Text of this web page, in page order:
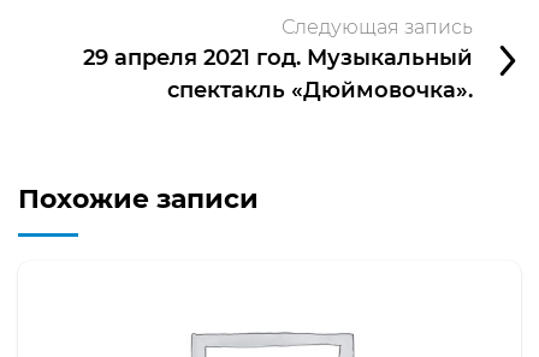
Следующая запись
29 апреля 2021 год. Музыкальный
спектакль «Дюймовочка».
Похожие записи